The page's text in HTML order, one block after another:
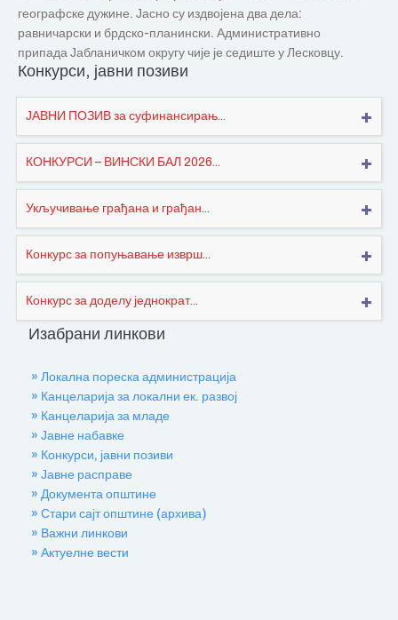
географске дужине. Јасно су издвојена два дела:
равничарски и брдско-планински. Административно
припада Јабланичком округу чије је седиште у Лесковцу.
Конкурси, јавни позиви
ЈАВНИ ПОЗИВ за суфинансирањ...
КОНКУРСИ – ВИНСКИ БАЛ 2026...
Укључивање грађана и грађан...
Конкурс за попуњавање изврш...
Конкурс за доделу једнократ...
Изабрани линкови
» Локална пореска администрација
» Канцеларија за локални ек. развој
» Канцеларија за младе
» Јавне набавке
» Конкурси, јавни позиви
» Јавне расправе
» Документа општине
» Стари сајт општине (архива)
» Важни линкови
» Актуелне вести